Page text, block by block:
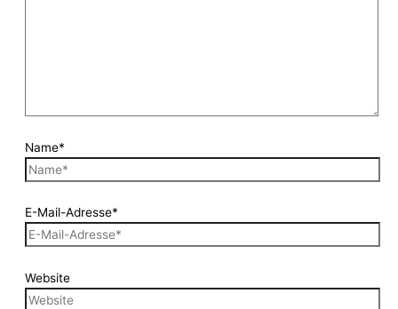
Name*
E-Mail-Adresse*
Website